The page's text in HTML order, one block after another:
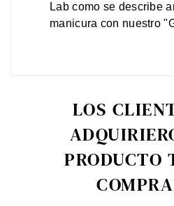
Lab como se describe
manicura con nuestro
LOS
PRODUCTO